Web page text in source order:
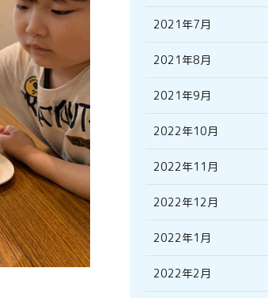
2021年7月
2021年8月
2021年9月
2022年10月
2022年11月
2022年12月
2022年1月
2022年2月